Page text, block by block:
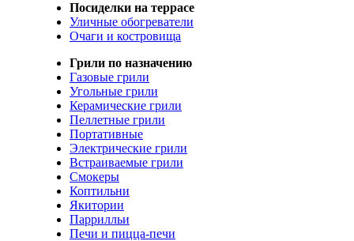
Посиделки на террасе
Уличные обогреватели
Очаги и костровища
Грили по назначению
Газовые грили
Угольные грили
Керамические грили
Пеллетные грили
Портативные
Электрические грили
Встраиваемые грили
Смокеры
Коптильни
Якитории
Паррилльи
Печи и пицца-печи